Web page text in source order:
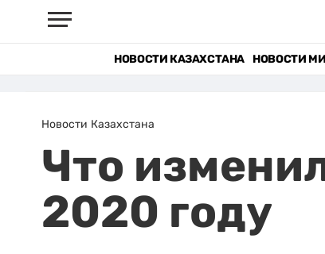
НОВОСТИ КАЗАХСТАНА НОВОСТИ
Новости Казахстана
Что
2020 году